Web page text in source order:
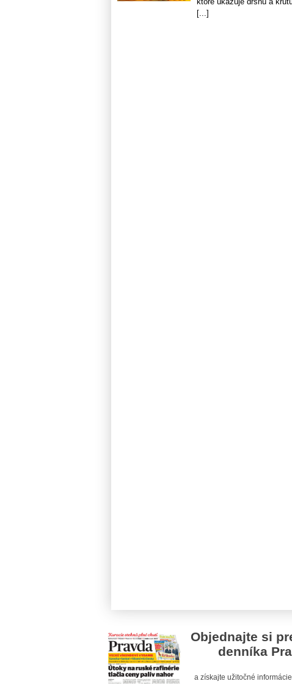
[...]
Objednajte si
denníka
a získajte užitočné